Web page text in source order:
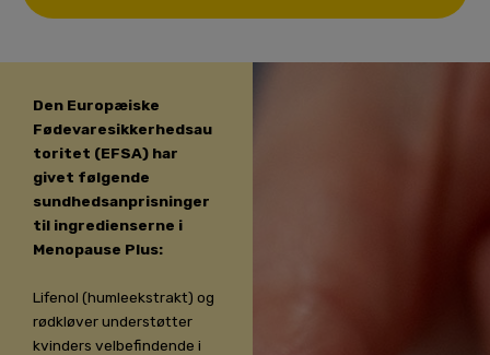
Den Europæiske
Fødevaresikkerhedsau
toritet (EFSA) har
givet følgende
sundhedsanprisninger
til ingredienserne i
Menopause Plus:
Lifenol (humleekstrakt) og
rødkløver understøtter
kvinders velbefindende i